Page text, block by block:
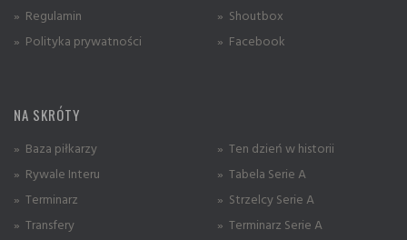
» Regulamin
» Polityka prywatności
» Shoutbox
» Facebook
NA SKRÓTY
» Baza piłkarzy
» Rywale Interu
» Terminarz
» Transfery
» Ten dzień w historii
» Tabela Serie A
» Strzelcy Serie A
» Terminarz Serie A